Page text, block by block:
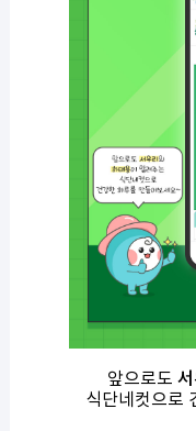
앞으로도 서
식단네컷으로